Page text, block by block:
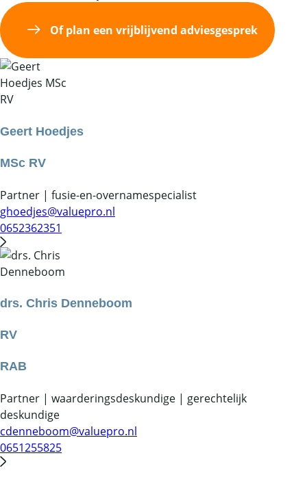
Of plan een vrijblijvend adviesgesprek
Geert Hoedjes
MSc RV
Partner | fusie-en-overnamespecialist
ghoedjes@valuepro.nl
0652362351
drs. Chris Denneboom
RV
RAB
Partner | waarderingsdeskundige | gerechtelijk
deskundige
cdenneboom@valuepro.nl
0651255825